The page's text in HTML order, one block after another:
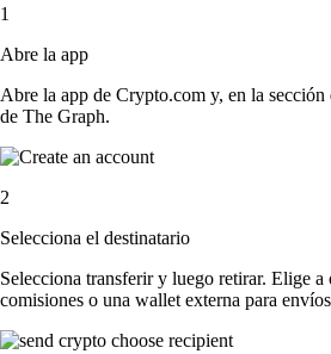
1
Abre la app
Abre la app de Crypto.com y, en la sección
de The Graph.
2
Selecciona el destinatario
Selecciona transferir y luego retirar. Elige
comisiones o una wallet externa para